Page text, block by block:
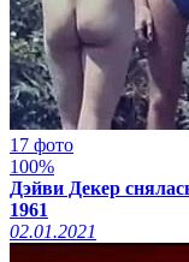
17 фото
100%
Дэйви Декер
1961
02.01.2021